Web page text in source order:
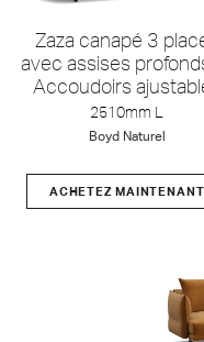
Zaza canapé 3
avec assises
Accoudoirs
2510mm L
Boyd Naturel
ACHETEZ MAINTENANT